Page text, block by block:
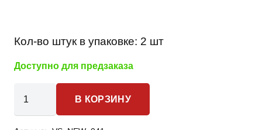
Кол-во штук в упаковке: 2 шт
Доступно для предзаказа
товара
В КОРЗИНУ